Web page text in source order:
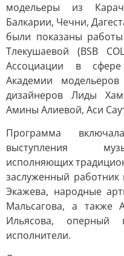
модельеры из
Балкарии, Чечни,
были показаны
Тлекушаевой (BSB
Ассоциации в
Академии
дизайнеров Лиды
Амины Алиевой, Аси
Программа
выступления
исполняющих
заслуженный
Экажева, народные
Мальсагова, а также
Ильясова, оперный
исполнители.